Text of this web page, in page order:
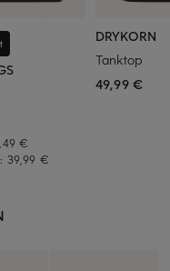
€
39,99 €
DRYKORN
Tanktop
49,99 €